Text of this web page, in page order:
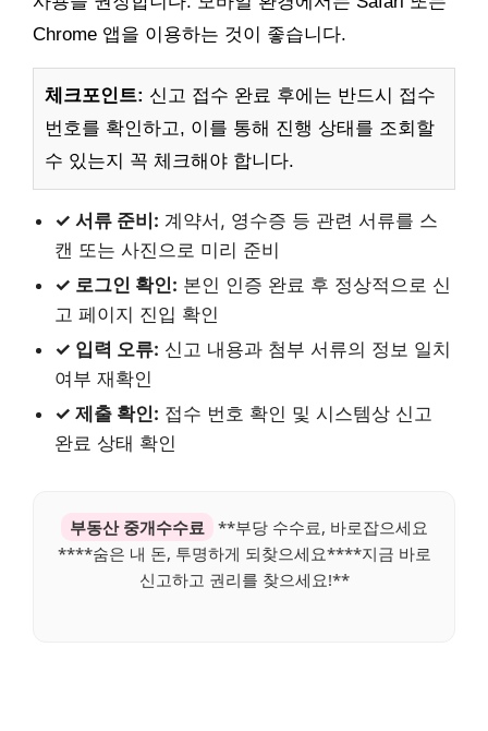
Chrome 앱을 이용하는 것이 좋습니다.
체크포인트: 신고 접수 완료 후에는 반드시 접수
번호를 확인하고, 이를 통해 진행 상태를 조회할
수 있는지 꼭 체크해야 합니다.
✓ 서류 준비: 계약서, 영수증 등 관련 서류를 스
캔 또는 사진으로 미리 준비
✓ 로그인 확인: 본인 인증 완료 후 정상적으로 신
고 페이지 진입 확인
✓ 입력 오류: 신고 내용과 첨부 서류의 정보 일치
여부 재확인
✓ 제출 확인: 접수 번호 확인 및 시스템상 신고
완료 상태 확인
부동산 중개수수료
**부당 수수료, 바로잡으세요
****숨은 내 돈, 투명하게 되찾으세요****지금 바로
신고하고 권리를 찾으세요!**